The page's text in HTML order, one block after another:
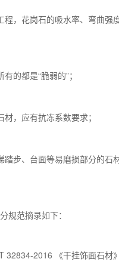
程，花岗石的吸水率、弯曲强
的都是“脆弱的”；
材，应有抗冻系数要求；
踏步、台面等易磨损部分的石
规范摘录如下：
32834-2016 《干挂饰面石材》